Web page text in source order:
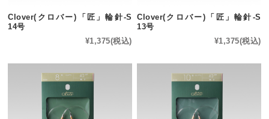
Clover(クロバー)「匠」輪針-S
14号
¥1,375(税込)
Clover(クロバー)「匠」輪針-S
13号
¥1,375(税込)